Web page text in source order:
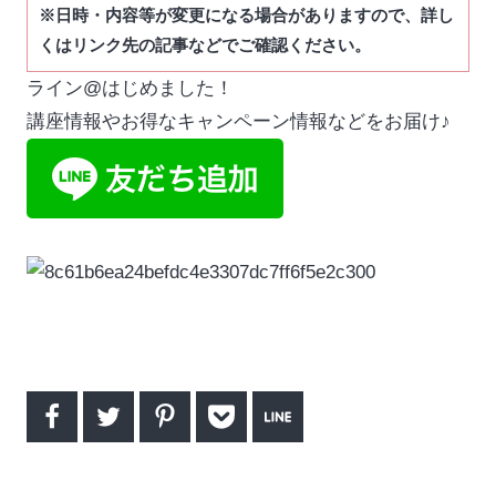
※日時・内容等が変更になる場合がありますので、詳し
くはリンク先の記事などでご確認ください。
ライン@はじめました！
講座情報やお得なキャンペーン情報などをお届け♪